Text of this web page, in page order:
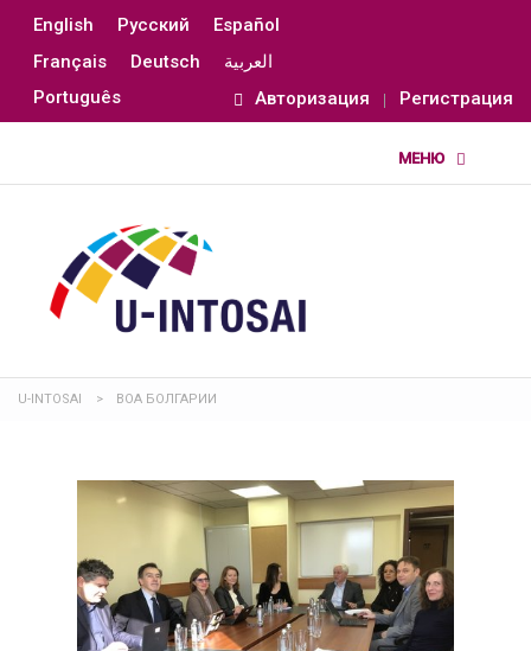
English Русский
Español
Français
Deutsch
العربية
Português
Авторизация Регистрация
U-INTOSAI > ВОА БОЛГАРИИ